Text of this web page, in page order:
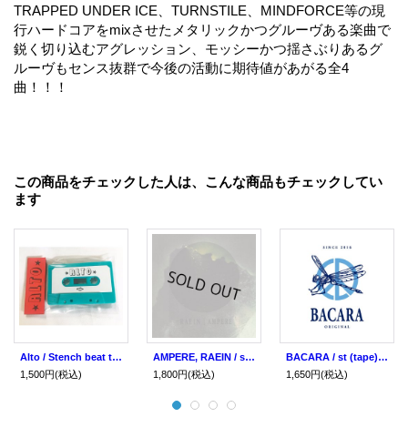
TRAPPED UNDER ICE、TURNSTILE、MINDFORCE等の現
行ハードコアをmixさせたメタリックかつグルーヴある楽曲で
鋭く切り込むアグレッション、モッシーかつ揺さぶりあるグ
ルーヴもセンス抜群で今後の活動に期待値があがる全4
曲！！！
この商品をチェックした人は、こんな商品もチェックしてい
ます
Alto / Stench beat tape (tape) Toosmell
1,500円(税込)
AMPERE, RAEIN / split (8") No idea
1,800円(税込)
BACARA / st (tape) Break the records
1,650円(税込)